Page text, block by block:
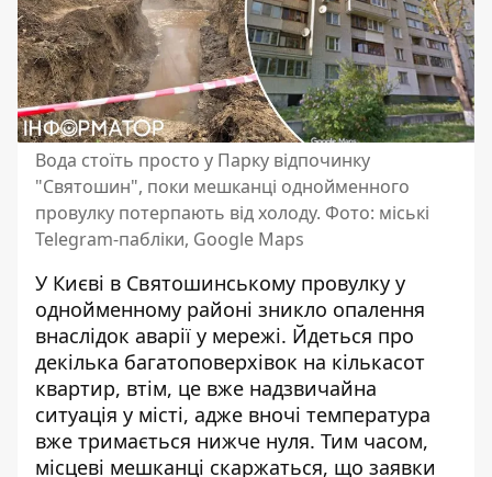
Вода стоїть просто у Парку відпочинку
"Святошин", поки мешканці однойменного
провулку потерпають від холоду. Фото: міські
Telegram-пабліки, Google Maps
У Києві в Святошинському провулку у
однойменному районі зникло опалення
внаслідок аварії у мережі. Йдеться про
декілька багатоповерхівок на кількасот
квартир, втім, це вже надзвичайна
ситуація у місті, адже вночі температура
вже тримається нижче нуля. Тим часом,
місцеві мешканці скаржаться, що заявки